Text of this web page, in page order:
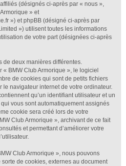
(désignés ci-après par « nous »,
» et
») et phpBB (désigné ci-après par
») utilisent toutes les informations
de votre part (désignées ci-après
de deux manières différentes.
BMW Club Armorique », le logiciel
de cookies qui sont de petits fichiers
le navigateur internet de votre ordinateur.
qu’un identifiant utilisateur et un
vous sont automatiquement assignés
cookie sera créé lors de votre
Club Armorique », archivant de ce fait
et permettant d’améliorer votre
Club Armorique », nous pouvons
de cookies, externes au document